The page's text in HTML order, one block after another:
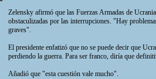
Zelensky afirmó que las Fuerzas Armadas de
obstaculizadas por las interrupciones. "Hay
graves".
El presidente enfatizó que no se puede decir que
perdiendo la guerra. Para ser franco, diría que
Añadió que "esta cuestión vale mucho".